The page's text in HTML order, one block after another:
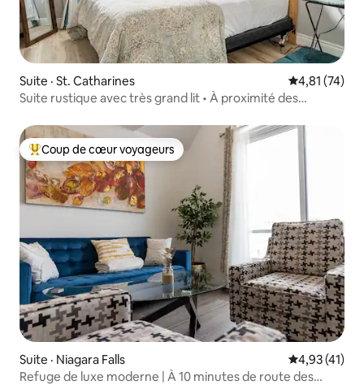
Suite · St. Catharines Note
4,81 (74)
Suite rustique avec très grand lit • À proximité des
Coup de cœur voyageurs parmi les plus aimés
Coup de cœur voyageurs
Suite · Niagara Falls Note
4,93 (41)
Refuge de luxe moderne | À 10 minutes de route des